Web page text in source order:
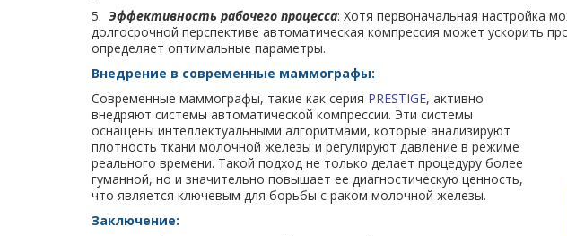
5. Эффективность рабочего процесса: Хотя первоначальная настройка
долгосрочной перспективе автоматическая компрессия может ускорить
определяет оптимальные параметры.
Внедрение в современные маммографы:
Современные маммографы, такие как серия PRESTIGE, активно
внедряют системы автоматической компрессии. Эти системы
оснащены интеллектуальными алгоритмами, которые анализируют
плотность ткани молочной железы и регулируют давление в режиме
реального времени. Такой подход не только делает процедуру более
гуманной, но и значительно повышает ее диагностическую ценность,
что является ключевым для борьбы с раком молочной железы.
Заключение: